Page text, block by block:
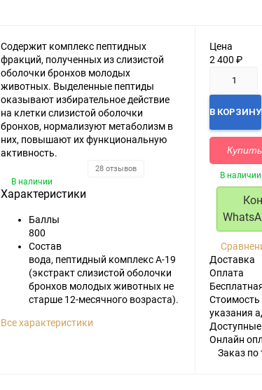
Содержит комплекс пептидных
фракций, полученных из слизистой
оболочки бронхов молодых
животных. Выделенные пептиды
оказывают избирательное действие
на клетки слизистой оболочки
бронхов, нормализуют метаболизм в
них, повышают их функциональную
активность.
28 отзывов
В наличии
Характеристики
Баллы
800
Состав
вода, пептидный комплекс А-19
(экстракт слизистой оболочки
бронхов молодых животных не
старше 12-месячного возраста).
Все характеристики
Цена
2 400 ₽
В КОРЗИНУ
В наличии
Доставка
Оплата
Стоимость
указания
Онлайн
Заказ по